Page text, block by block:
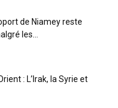
de Niamey reste
les...
: L’Irak, la Syrie et